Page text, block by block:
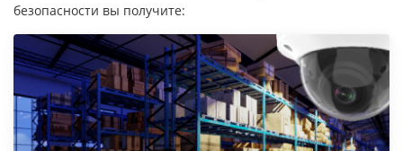
безопасности вы получите: